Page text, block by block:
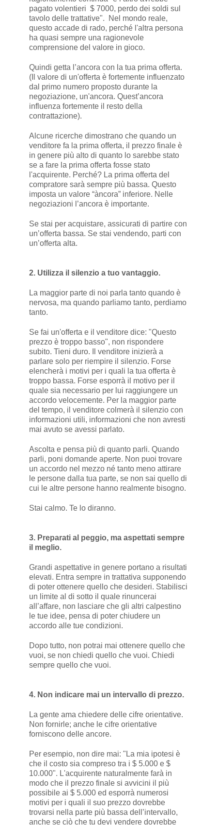
pagato volentieri $ 7000, perdo dei soldi sul
tavolo delle trattative". Nel mondo reale,
questo accade di rado, perché l'altra persona
ha quasi sempre una ragionevole
comprensione del valore in gioco.
Quindi getta l’ancora con la tua prima offerta.
(Il valore di un'offerta è fortemente influenzato
dal primo numero proposto durante la
negoziazione, un'ancora. Quest’ancora
influenza fortemente il resto della
contrattazione).
Alcune ricerche dimostrano che quando un
venditore fa la prima offerta, il prezzo finale è
in genere più alto di quanto lo sarebbe stato
se a fare la prima offerta fosse stato
l'acquirente. Perché? La prima offerta del
compratore sarà sempre più bassa. Questo
imposta un valore “àncora” inferiore. Nelle
negoziazioni l’ancora è importante.
Se stai per acquistare, assicurati di partire con
un’offerta bassa. Se stai vendendo, parti con
un’offerta alta.
2. Utilizza il silenzio a tuo vantaggio.
La maggior parte di noi parla tanto quando è
nervosa, ma quando parliamo tanto, perdiamo
tanto.
Se fai un'offerta e il venditore dice: "Questo
prezzo è troppo basso", non rispondere
subito. Tieni duro. Il venditore inizierà a
parlare solo per riempire il silenzio. Forse
elencherà i motivi per i quali la tua offerta è
troppo bassa. Forse esporrà il motivo per il
quale sia necessario per lui raggiungere un
accordo velocemente. Per la maggior parte
del tempo, il venditore colmerà il silenzio con
informazioni utili, informazioni che non avresti
mai avuto se avessi parlato.
Ascolta e pensa più di quanto parli. Quando
parli, poni domande aperte. Non puoi trovare
un accordo nel mezzo né tanto meno attirare
le persone dalla tua parte, se non sai quello di
cui le altre persone hanno realmente bisogno.
Stai calmo. Te lo diranno.
3. Preparati al peggio, ma aspettati sempre
il meglio.
Grandi aspettative in genere portano a risultati
elevati. Entra sempre in trattativa supponendo
di poter ottenere quello che desideri. Stabilisci
un limite al di sotto il quale rinuncerai
all’affare, non lasciare che gli altri calpestino
le tue idee, pensa di poter chiudere un
accordo alle tue condizioni.
Dopo tutto, non potrai mai ottenere quello che
vuoi, se non chiedi quello che vuoi. Chiedi
sempre quello che vuoi.
4. Non indicare mai un intervallo di prezzo.
La gente ama chiedere delle cifre orientative.
Non fornirle; anche le cifre orientative
forniscono delle ancore.
Per esempio, non dire mai: "La mia ipotesi è
che il costo sia compreso tra i $ 5.000 e $
10.000". L'acquirente naturalmente farà in
modo che il prezzo finale si avvicini il più
possibile ai $ 5.000 ed esporrà numerosi
motivi per i quali il suo prezzo dovrebbe
trovarsi nella parte più bassa dell’intervallo,
anche se ciò che tu devi vendere dovrebbe